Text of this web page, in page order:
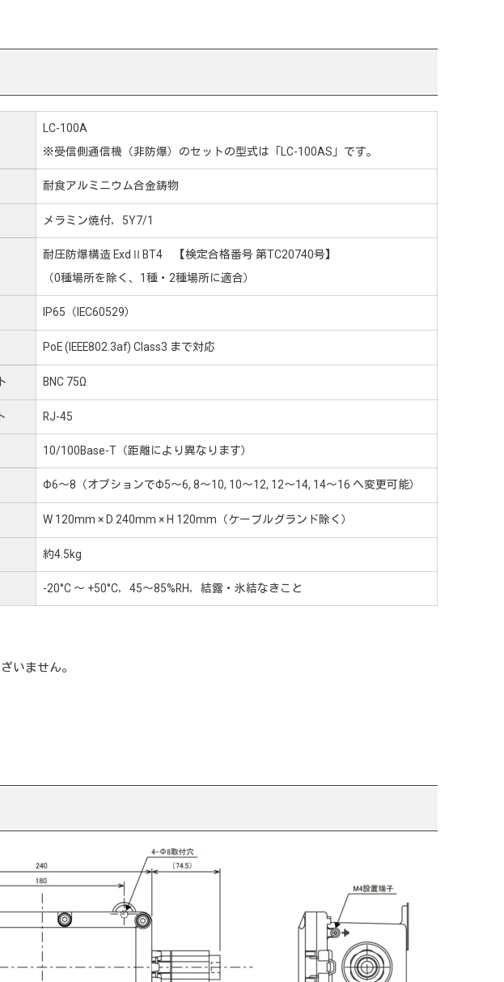
LC-100A
※受信側通信機（非防爆）のセットの型式は「LC-100AS」です。
耐食アルミニウム合金鋳物
メラミン焼付，5Y7/1
耐圧防爆構造 ExdⅡBT4 【検定合格番号 第TC20740号】
（0種場所を除く、1種・2種場所に適合）
IP65（IEC60529）
PoE (IEEE802.3af) Class3 まで対応
BNC 75Ω
RJ-45
10/100Base-T（距離により異なります）
Φ6～8（オプションでΦ5～6, 8～10, 10～12, 12～14, 14～16 へ変更可能）
W 120mm × D 240mm × H 120mm（ケーブルグランド除く）
約4.5kg
-20°C ～ +50°C，45～85%RH，結露・氷結なきこと
いません。